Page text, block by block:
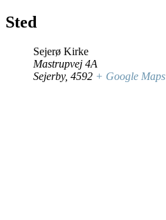
Sted
Sejerø Kirke
Mastrupvej 4A
Sejerby, 4592 + Google Maps